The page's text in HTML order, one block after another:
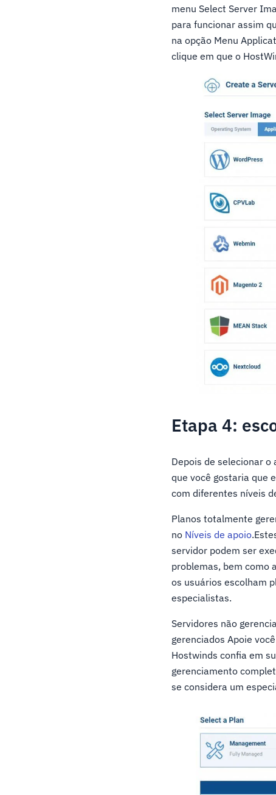
menu Select Server
para funcionar assim
na opção Menu
clique em que o
Etapa 4:
Depois de selecionar
que você gostaria que
com diferentes níveis
Planos totalmente
no Níveis de apoio
servidor podem ser
problemas, bem como
os usuários escolham
especialistas.
Servidores não
gerenciados Apoie
Hostwinds confia em
gerenciamento
se considera um